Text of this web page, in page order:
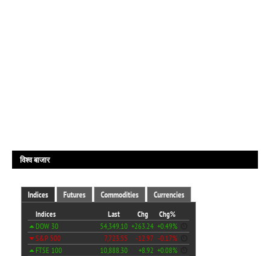
विश्व बाजार